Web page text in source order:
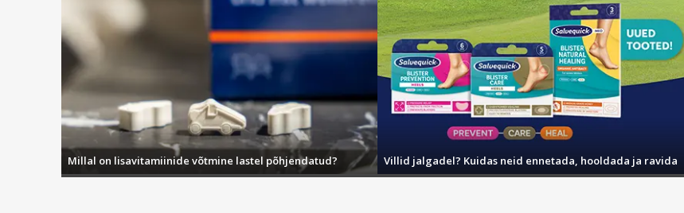
Millal on lisavitamiinide võtmine lastel põhjendatud? Villid jalgadel? Kuidas neid ennetada, hooldada ja ravida